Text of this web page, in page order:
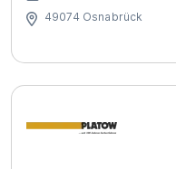
49074 Osnabrück